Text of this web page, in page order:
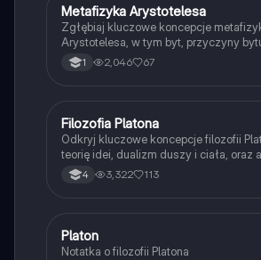
Filozofia
Metafizyka Arystotelesa
Zgłębiaj kluczowe koncepcje
Arystotelesa, w tym byt, przyczyny
oraz definicje. Dowiedz się, jak
człowieka i jego miejsce w hierarchii
1 2,046 67
Filozofia
Filozofia Platona
Odkryj kluczowe koncepcje filozofii
teorię idei, dualizm duszy i ciała, oraz
Prezentacja omawia również etykę,
epistemologię Platona, oferując wgląd
zainteresowanych myślą Platona.
4 3,322 113
Filozofia
Platon
Notatka o filozofii Platona